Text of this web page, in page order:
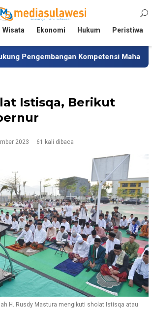
Wisata Ekonomi Hukum Peristiwa
Kompetensi Mahasiswa
Istisqa, Berikut
2023
61 kali dibaca
H. Rusdy Mastura mengikuti sholat Istisqa atau